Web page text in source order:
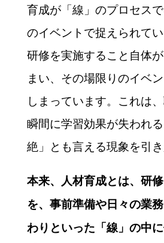
育成が「線」のプロセスで
のイベントで捉えられてい
研修を実施すること自体
まい、その場限りのイベ
しまっています。これは
瞬間に学習効果が失われ
絶」とも言える現象を引き
本来、人材育成とは、研修
を、事前準備や日々の業
わりといった「線」の中